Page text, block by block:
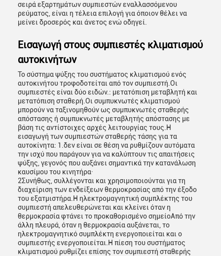
σειρά εξαρτημάτων συμπιεστών εναλλασσόμενου
ρεύματος, είναι η τέλεια επιλογή για όποιον θέλει να
μείνει δροσερός και άνετος ενώ οδηγεί.
Εισαγωγή στους συμπιεστές κλιματισμού
αυτοκινήτων
Το σύστημα ψύξης του συστήματος κλιματισμού ενός
αυτοκινήτου τροφοδοτείται από τον συμπιεστή.Οι
συμπιεστές είναι δύο ειδών.: μετατόπιση μεταβλητή και
μετατόπιση σταθερή.Οι συμπυκνωτές κλιματισμού
μπορούν να ταξινομηθούν ως συμπυκνωτές σταθερής
απόστασης ή συμπυκνωτές μεταβλητής απόστασης με
βάση τις αντίστοιχες αρχές λειτουργίας τους.Η
εισαγωγή των συμπιεστών σταθερής τάσης για τα
αυτοκίνητα: 1.δεν είναι σε θέση να ρυθμίζουν αυτόματα
την ισχύ που παράγουν για να καλύπτουν τις απαιτήσεις
ψύξης, γεγονός που αυξάνει σημαντικά την κατανάλωση
καυσίμου του κινητήρα·
2Συνήθως, συλλέγονται και χρησιμοποιούνται για τη
διαχείριση των ενδείξεων θερμοκρασίας από την έξοδο
του εξατμιστήρα.Η ηλεκτρομαγνητική συμπλέκτης του
συμπιεστή απελευθερώνεται και κλείνει όταν η
θερμοκρασία φτάνει το προκαθορισμένο σημείοΑπό την
άλλη πλευρά, όταν η θερμοκρασία αυξάνεται, το
ηλεκτρομαγνητικό συμπλέκτη ενεργοποιείται και ο
συμπιεστής ενεργοποιείται.Η πίεση του συστήματος
κλιματισμού ρυθμίζει επίσης τον συμπιεστή σταθερής